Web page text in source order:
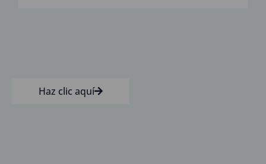
Haz clic aquí